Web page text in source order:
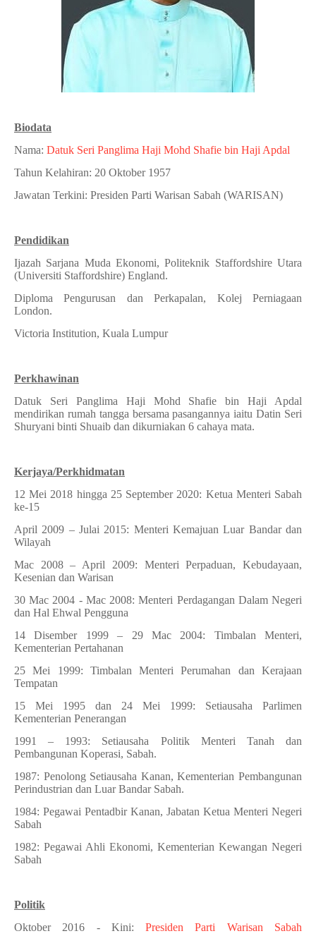
Biodata
Nama: Datuk Seri Panglima Haji Mohd Shafie bin Haji Apdal
Tahun Kelahiran: 20 Oktober 1957
Jawatan Terkini: Presiden Parti Warisan Sabah (WARISAN)
Pendidikan
Ijazah Sarjana Muda Ekonomi, Politeknik Staffordshire Utara
(Universiti Staffordshire) England.
Diploma Pengurusan dan Perkapalan, Kolej Perniagaan
London.
Victoria Institution, Kuala Lumpur
Perkhawinan
Datuk Seri Panglima Haji Mohd Shafie bin Haji Apdal
mendirikan rumah tangga bersama pasangannya iaitu Datin Seri
Shuryani binti Shuaib dan dikurniakan 6 cahaya mata.
Kerjaya/Perkhidmatan
12 Mei 2018 hingga 25 September 2020: Ketua Menteri Sabah
ke-15
April 2009 – Julai 2015: Menteri Kemajuan Luar Bandar dan
Wilayah
Mac 2008 – April 2009: Menteri Perpaduan, Kebudayaan,
Kesenian dan Warisan
30 Mac 2004 - Mac 2008: Menteri Perdagangan Dalam Negeri
dan Hal Ehwal Pengguna
14 Disember 1999 – 29 Mac 2004: Timbalan Menteri,
Kementerian Pertahanan
25 Mei 1999: Timbalan Menteri Perumahan dan Kerajaan
Tempatan
15 Mei 1995 dan 24 Mei 1999: Setiausaha Parlimen
Kementerian Penerangan
1991 – 1993: Setiausaha Politik Menteri Tanah dan
Pembangunan Koperasi, Sabah.
1987: Penolong Setiausaha Kanan, Kementerian Pembangunan
Perindustrian dan Luar Bandar Sabah.
1984: Pegawai Pentadbir Kanan, Jabatan Ketua Menteri Negeri
Sabah
1982: Pegawai Ahli Ekonomi, Kementerian Kewangan Negeri
Sabah
Politik
Oktober 2016 - Kini:Presiden Parti Warisan Sabah